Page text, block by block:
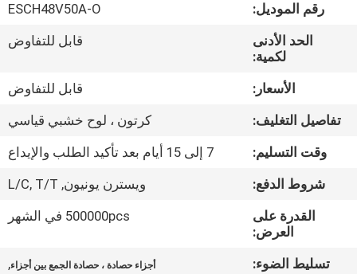
المعمل
الجودة
اتصل
رقم الموديل:
ESCH48V50A-O
الحد الأدنى
لكمية:
قابل للتفاوض
الأسعار:
قابل للتفاوض
تفاصيل التغليف:
كرتون ، لوح خشبي قياسي
وقت التسليم:
7 إلى 15 أيام بعد تأكيد الطلب والإيداع
شروط الدفع:
ويسترن يونيون, L/C, T/T
القدرة على
العرض:
500000pcs في الشهر
تسليط الضوء: أجزاء حصادة ، حصادة الجمع بين أجزاء,